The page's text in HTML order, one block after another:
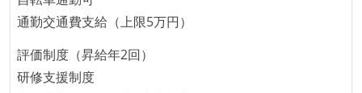
ほとんどのプロダクトコードに単体テストを記述、実
施している
機能の実装と同時にテストコードを記述している
通勤交通費支給（上限5万円）
評価制度（昇給年2回）
研修支援制度